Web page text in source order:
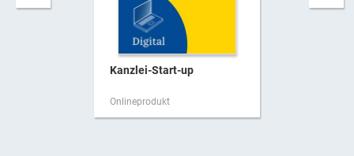
Kanzlei-Start-up
Onlineprodukt